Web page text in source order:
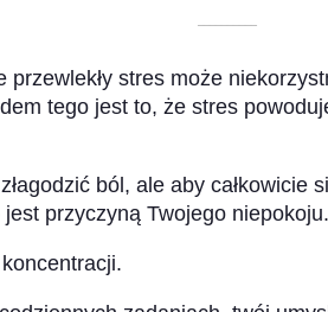
––––––––––
przewlekły stres może
tego jest to, że stres
ból, ale aby całkowicie
przyczyną Twojego niepokoju.